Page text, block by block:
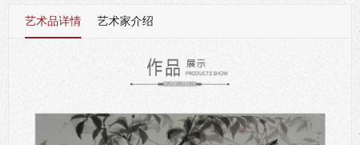
艺术品详情 艺术家介绍